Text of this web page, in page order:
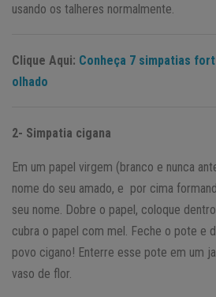
usando os talheres normalmente.
Clique Aqui: Conheça 7 simpatias
olhado
2- Simpatia cigana
Em um papel virgem (branco e nunca
nome do seu amado, e por cima
seu nome. Dobre o papel, coloque
cubra o papel com mel. Feche o pote e
povo cigano! Enterre esse pote em um
vaso de flor.